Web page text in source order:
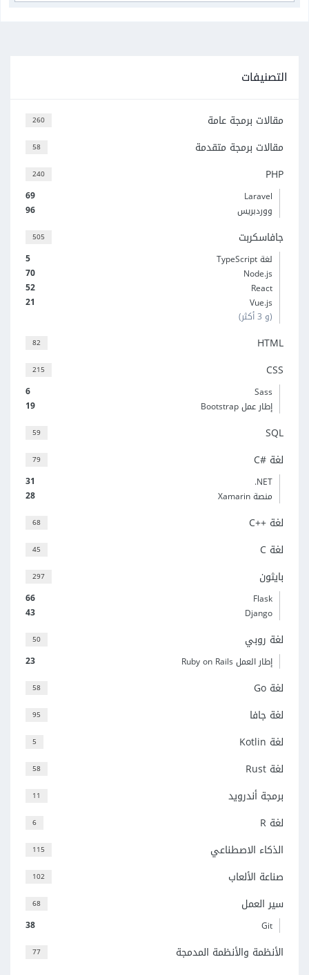
التصنيفات
260 مقالات برمجة عامة
58 مقالات برمجة متقدمة
240 PHP
69
Laravel
96
ووردبريس
505 جافاسكربت
5
لغة TypeScript
70
Node.js
52
React
21
Vue.js
(و 3 أكثر)
82 HTML
215 CSS
6
Sass
19
إطار عمل Bootstrap
59 SQL
79 لغة C#‎
31
‎.NET
28
منصة Xamarin
68 لغة C++‎
45 لغة C
297 بايثون
66
Flask
43
Django
50 لغة روبي
23 إطار العمل Ruby on Rails
58 لغة Go
95 لغة جافا
5 لغة Kotlin
58 لغة Rust
11 برمجة أندرويد
6 لغة R
115 الذكاء الاصطناعي
102 صناعة الألعاب
68 سير العمل
38 Git
77
الأنظمة والأنظمة المدمجة